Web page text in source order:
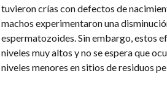
tuvieron crías con defectos de
machos experimentaron una
espermatozoides. Sin embargo, estos
niveles muy altos y no se espera que
niveles menores en sitios de residuos